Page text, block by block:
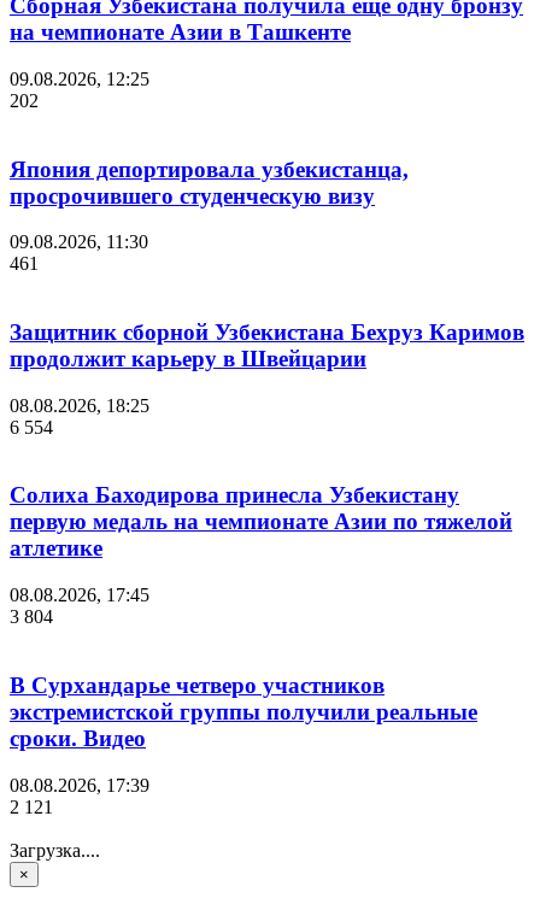
Сборная Узбекистана получила еще одну бронзу
на чемпионате Азии в Ташкенте
09.08.2026, 12:25
202
Япония депортировала узбекистанца,
просрочившего студенческую визу
09.08.2026, 11:30
461
Защитник сборной Узбекистана Бехруз Каримов
продолжит карьеру в Швейцарии
08.08.2026, 18:25
6 554
Солиха Баходирова принесла Узбекистану
первую медаль на чемпионате Азии по тяжелой
атлетике
08.08.2026, 17:45
3 804
В Сурхандарье четверо участников
экстремистской группы получили реальные
сроки. Видео
08.08.2026, 17:39
2 121
Загрузка....
×